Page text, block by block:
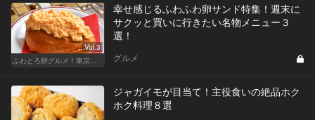
Vol.3
幸せ感じるふわふわ卵サンド特集！週末に
サクッと買いに行きたい名物メニュー３
選！
グルメ
ジャガイモが目当て！主役食いの絶品ホク
ホク料理８選